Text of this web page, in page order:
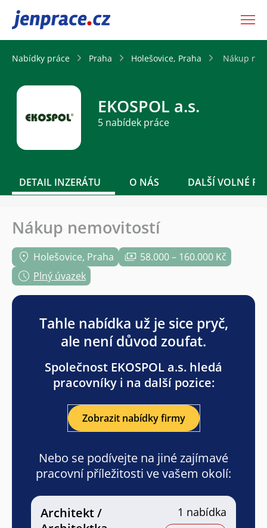
JenPráce.cz
Nabídky práce Praha Holešovice, Praha Nákup
EKOSPOL a.s.
5 nabídek práce
DETAIL INZERÁTU O NÁS DALŠÍ VOLNÉ
Nákup nemovitostí
Holešovice, Praha
58.000 – 160.000 Kč
Plný úvazek
Tahle nabídka už je sice pryč,
ale není důvod zoufat.
Společnost EKOSPOL a.s. hledá
pracovníky i na další pozice:
Zobrazit nabídky firmy
Nebo se podívejte na jiné zajímavé
pracovní příležitosti ve vašem okolí:
Architekt /
1 nabídka